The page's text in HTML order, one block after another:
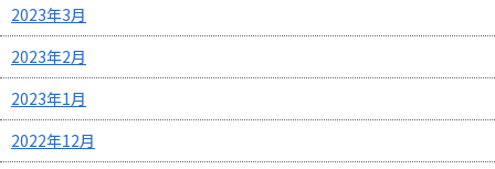
2023年3月
2023年2月
2023年1月
2022年12月